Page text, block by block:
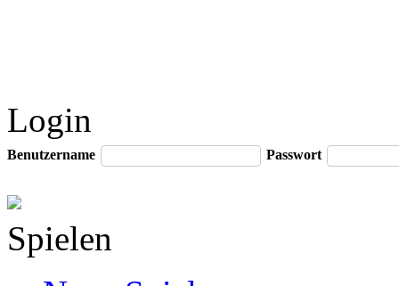
Login
Benutzername Passwort
Spielen